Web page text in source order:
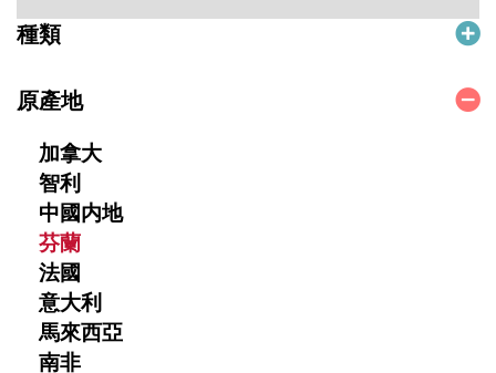
種類
原產地
加拿大
智利
中國内地
芬蘭
法國
意大利
馬來西亞
南非